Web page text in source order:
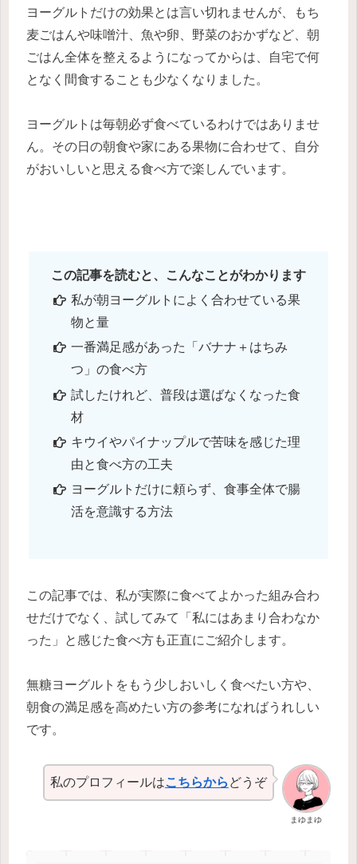
ヨーグルトだけの効果とは言い切れませんが、もち
麦ごはんや味噌汁、魚や卵、野菜のおかずなど、朝
ごはん全体を整えるようになってからは、自宅で何
となく間食することも少なくなりました。
ヨーグルトは毎朝必ず食べているわけではありませ
ん。その日の朝食や家にある果物に合わせて、自分
がおいしいと思える食べ方で楽しんでいます。
この記事を読むと、こんなことがわかります
私が朝ヨーグルトによく合わせている果
物と量
一番満足感があった「バナナ＋はちみ
つ」の食べ方
試したけれど、普段は選ばなくなった食
材
キウイやパイナップルで苦味を感じた理
由と食べ方の工夫
ヨーグルトだけに頼らず、食事全体で腸
活を意識する方法
この記事では、私が実際に食べてよかった組み合わ
せだけでなく、試してみて「私にはあまり合わなか
った」と感じた食べ方も正直にご紹介します。
無糖ヨーグルトをもう少しおいしく食べたい方や、
朝食の満足感を高めたい方の参考になればうれしい
です。
まゆまゆ
私のプロフィールはこちらから どうぞ